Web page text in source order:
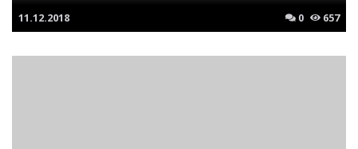
11.12.2018 0 657